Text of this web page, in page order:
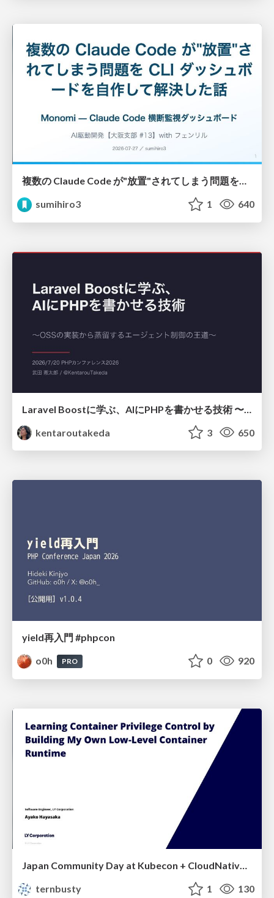
複数の Claude Code が"放置"されてしまう問題をCLI ダッシュボードを自作して解決した話
sumihiro3
1 640
kentaroutakeda
3 650
yield再入門 #phpcon
o0h
PRO 0 920
Japan Community Day at Kubecon + CloudNativeCon Japan 2026: Learning Container Privilege Control by Building My Own Low-Level Container Runtime
ternbusty
1 130